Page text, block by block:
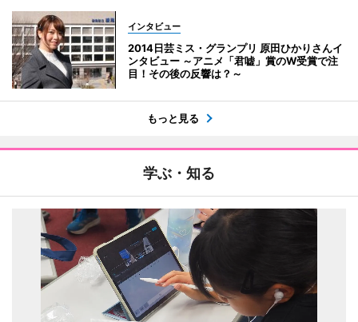
インタビュー
2014日芸ミス・グランプリ 原田ひかりさんイ
ンタビュー ～アニメ「君嘘」賞のW受賞で注
目！その後の反響は？～
もっと見る
学ぶ・知る